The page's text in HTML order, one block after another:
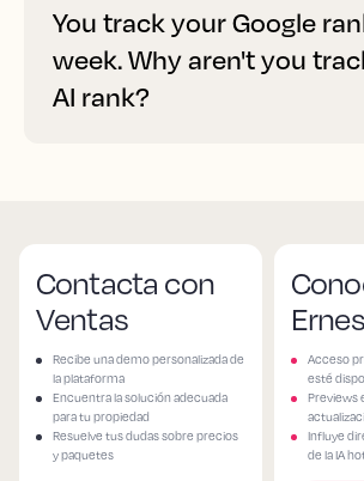
You track your Google
week. Why aren't you
AI rank?
Contacta con
Ventas
Recibe una demo personalizada de
la plataforma
Encuentra la solución adecuada
para tu propiedad
Resuelve tus dudas sobre precios
y paquetes
Acceso
esté
Previews
Influye
de la IA